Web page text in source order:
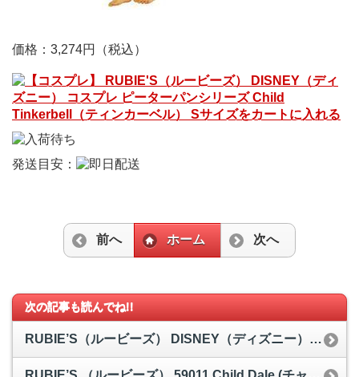
価格：3,274円 （税込）
発送目安：
前へ ホーム 次へ
次の記事も読んでね!!
RUBIE’S（ルービーズ） DISNEY（ディズニー） コスプレ Child Queen Of Hearts（クイーン オブ ハーツ） Sサイズ